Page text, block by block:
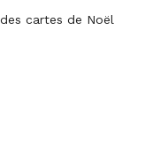
cartes de Noël